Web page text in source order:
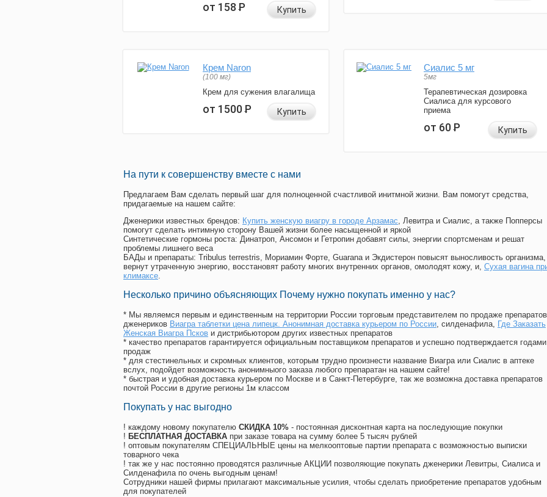
от 158Р Купить
Крем Naron
(100 мг)
Крем для сужения влагалища
от 1500Р Купить
Сиалис 5 мг
5мг
Терапевтическая дозировка
Сиалиса для курсового
приема
от 60Р Купить
На пути к совершенству вместе с нами
Предлагаем Вам сделать первый шаг для полноценной счастливой инитмной жизни. Вам помогут средства,
придагаемые на нашем сайте:
Дженерики известных брендов: Купить женскую виагру в городе Арзамас, Левитра и Сиалис, а также Попперсы
помогут сделать интимную сторону Вашей жизни более насыщенной и яркой
Синтетические гормоны роста: Динатроп, Ансомон и Гетропин добавят силы, энергии спортсменам и решат
проблемы лишнего веса
БАДы и препараты: Tribulus terrestris, Мориамин Форте, Guarana и Экдистерон повысят выносливость организма,
вернут утраченную энергию, восстановят работу многих внутренних органов, омолодят кожу, и, Сухая вагина
климаксе.
Несколько причино объясняющих Почему нужно покупать именно у нас?
* Мы являемся первым и единственным на территории России торговым представителем по продаже препаратов
дженериков Виагра таблетки цена липецк. Анонимная доставка курьером по России, силденафила, Где Заказать
Женская Виагра Псков и дистрибьютором других известных препаратов
* качество препаратов гарантируется официальным поставщиком препаратов и успешно подтверждается годами
продаж
* для стестинельных и скромных клиентов, которым трудно произнести название Виагра или Сиалис в аптеке
вслух, подойдет возможность анонимныого заказа любого препаратан на нашем сайте!
* быстрая и удобная доставка курьером по Москве и в Санкт-Петербурге, так же возможна доставка препаратов
почтой России в другие регионы 1м классом
Покупать у нас выгодно
! каждому новому покупателю СКИДКА 10% - постоянная дисконтная карта на последующие покупки
! БЕСПЛАТНАЯ ДОСТАВКА при заказе товара на сумму более 5 тысяч рублей
! оптовым покупателям СПЕЦИАЛЬНЫЕ цены на мелкооптовые партии препарата с возможностью выписки
товарного чека
! так же у нас постоянно проводятся различные АКЦИИ позволяющие покупать дженерики Левитры, Сиалиса и
Силденафила по очень выгодным ценам!
Cотрудники нашей фирмы прилагают максимальные усилия, чтобы сделать приобретение препаратов удобным
для покупателей